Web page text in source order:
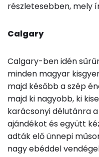
részletesebben, mely
Calgary
Calgary-ben idén
minden magyar
majd később a szép
majd ki nagyobb, ki
karácsonyi délutánra
ajándékot és együtt
adták elő ünnepi
nagy ebéddel